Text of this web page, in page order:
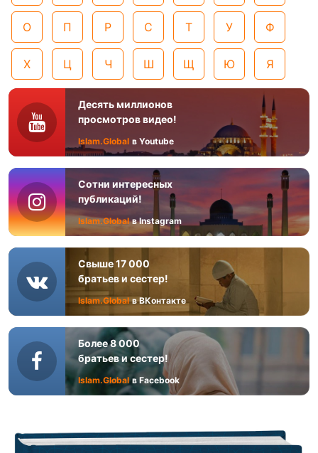
О П Р С Т У Ф
Х Ц Ч Ш Щ Ю Я
Десять миллионов
просмотров видео!
Islam.Global в Youtube
Сотни интересных
публикаций!
Islam.Global в Instagram
Свыше 17 000
братьев и сестер!
Islam.Global в ВКонтакте
Более 8 000
братьев и сестер!
Islam.Global в Facebook